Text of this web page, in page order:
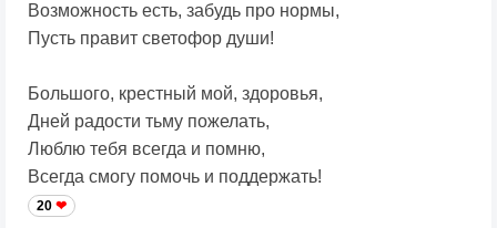
Возможность есть, забудь про нормы,
Пусть правит светофор души!
Большого, крестный мой, здоровья,
Дней радости тьму пожелать,
Люблю тебя всегда и помню,
Всегда смогу помочь и поддержать!
20